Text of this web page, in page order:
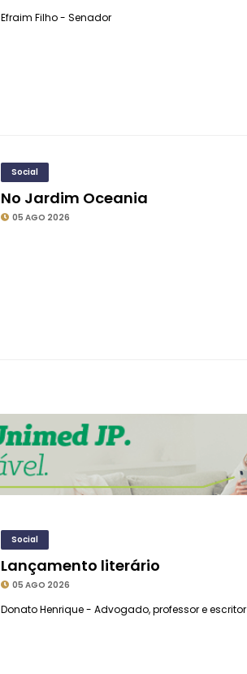
Efraim Filho - Senador
Social
No Jardim Oceania
05 AGO 2026
Social
Lançamento literário
05 AGO 2026
Donato Henrique - Advogado, professor e escritor